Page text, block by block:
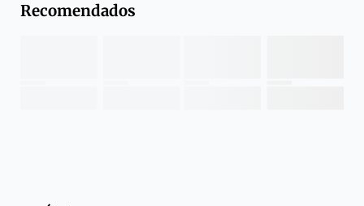
Recomendados